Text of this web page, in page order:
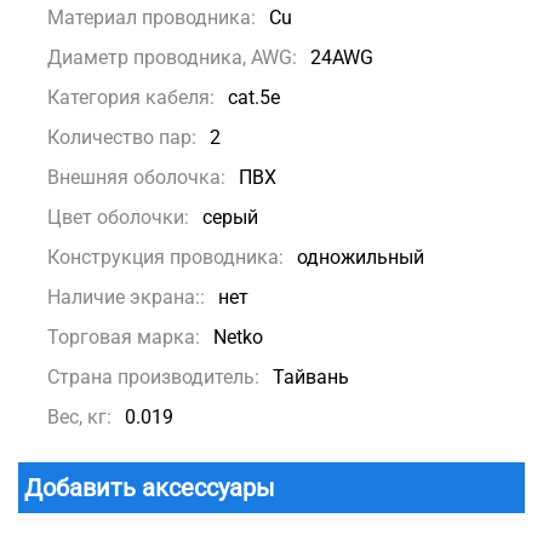
Материал проводника:
Сu
Диаметр проводника, AWG:
24AWG
Категория кабеля:
cat.5e
Количество пар:
2
Внешняя оболочка:
ПВХ
Цвет оболочки:
серый
Конструкция проводника:
одножильный
Наличие экрана::
нет
Торговая марка:
Netko
Страна производитель:
Тайвань
Вес, кг:
0.019
Добавить аксессуары